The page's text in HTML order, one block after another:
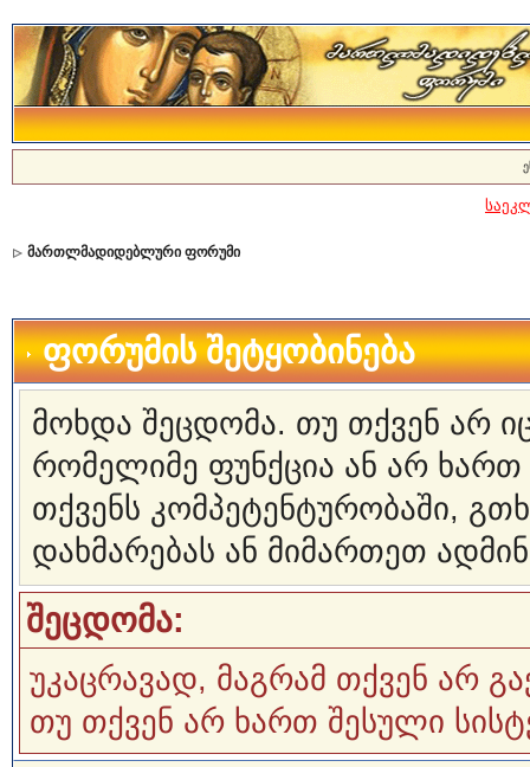
მართლმადიდებლური ფორუმი
ფორუმის შეტყობინება
მოხდა შეცდომა. თუ თქვენ არ
რომელიმე ფუნქცია ან არ ხართ
თქვენს კომპეტენტურობაში,
დახმარებას ან მიმართეთ
შეცდომა:
უკაცრავად, მაგრამ თქვენ არ
თუ თქვენ არ ხართ შესული